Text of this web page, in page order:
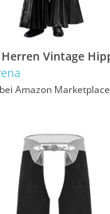
Amazon Marketplace